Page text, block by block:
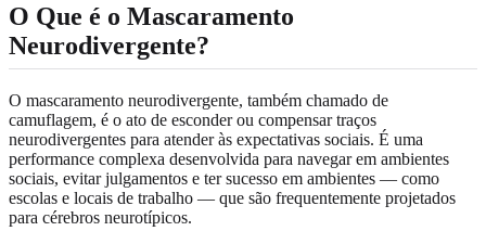
O Que é o Mascaramento
Neurodivergente?
O mascaramento neurodivergente, também chamado de
camuflagem, é o ato de esconder ou compensar traços
neurodivergentes para atender às expectativas sociais. É uma
performance complexa desenvolvida para navegar em ambientes
sociais, evitar julgamentos e ter sucesso em ambientes — como
escolas e locais de trabalho — que são frequentemente projetados
para cérebros neurotípicos.